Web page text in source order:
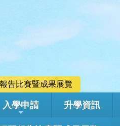
告比賽暨成果展覽
入學申請 升學資訊